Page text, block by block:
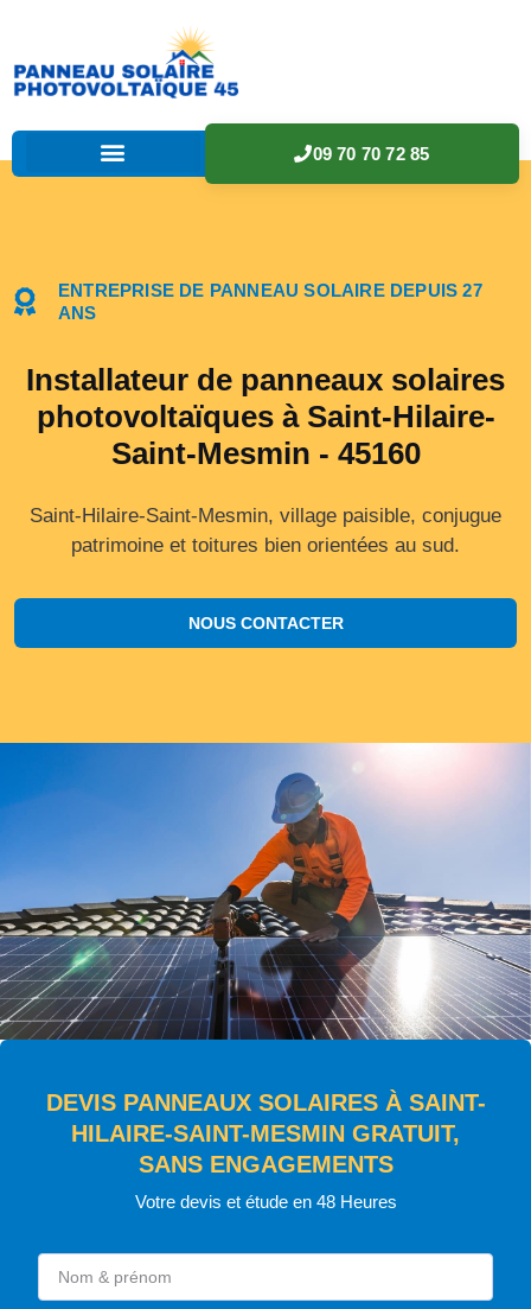
09 70 70 72 85
ENTREPRISE DE PANNEAU SOLAIRE DEPUIS 27
ANS
Installateur de panneaux solaires
photovoltaïques à Saint-Hilaire-
Saint-Mesmin - 45160
Saint-Hilaire-Saint-Mesmin, village paisible, conjugue
patrimoine et toitures bien orientées au sud.
NOUS CONTACTER
DEVIS PANNEAUX SOLAIRES À SAINT-
HILAIRE-SAINT-MESMIN GRATUIT,
SANS ENGAGEMENTS
Votre devis et étude en 48 Heures